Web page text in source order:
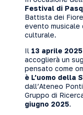
Festival di
Battista dei
evento musicale
culturale.
Il 13 aprile
accoglierà un
pensato come
è L’uomo della
dall’Ateneo
Gruppo di
giugno 2025.